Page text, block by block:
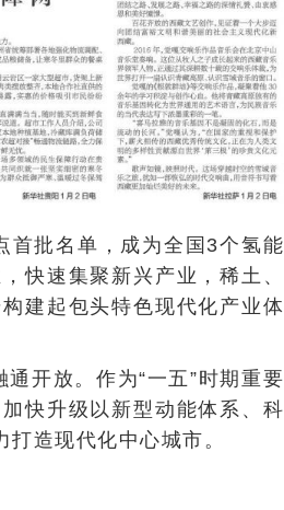
首批名单，成为全国3个氢能
快速集聚新兴产业，稀土、
建起包头特色现代化产业体
开放。作为“一五”时期重要
快升级以新型动能体系、科
造现代化中心城市。